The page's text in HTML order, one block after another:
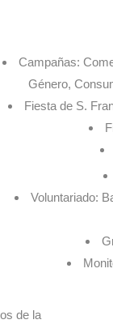
Campañas:
Género,
Fiesta de S.
Voluntariado:
de la